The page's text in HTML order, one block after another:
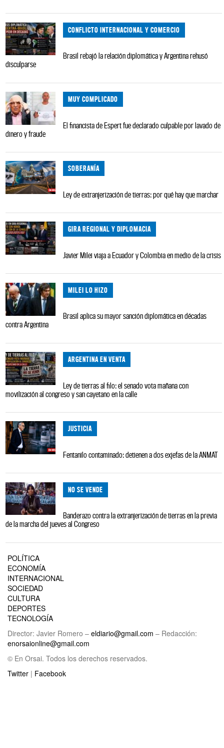
CONFLICTO INTERNACIONAL Y COMERCIO
Brasil rebajó la relación diplomática y Argentina rehusó
disculparse
MUY COMPLICADO
El financista de Espert fue declarado culpable por lavado de
dinero y fraude
SOBERANÍA
Ley de extranjerización de tierras: por qué hay que marchar
GIRA REGIONAL Y DIPLOMACIA
Javier Milei viaja a Ecuador y Colombia en medio de la crisis
MILEI LO HIZO
Brasil aplica su mayor sanción diplomática en décadas
contra Argentina
ARGENTINA EN VENTA
Ley de tierras al filo: el senado vota mañana con
movilización al congreso y san cayetano en la calle
JUSTICIA
Fentanilo contaminado: detienen a dos exjefas de la ANMAT
NO SE VENDE
Banderazo contra la extranjerización de tierras en la previa
de la marcha del jueves al Congreso
POLÍTICA
ECONOMÍA
INTERNACIONAL
SOCIEDAD
CULTURA
DEPORTES
TECNOLOGÍA
Director: Javier Romero – eldiario@gmail.com – Redacción:
enorsaionline@gmail.com
© En Orsai. Todos los derechos reservados.
Twitter | Facebook